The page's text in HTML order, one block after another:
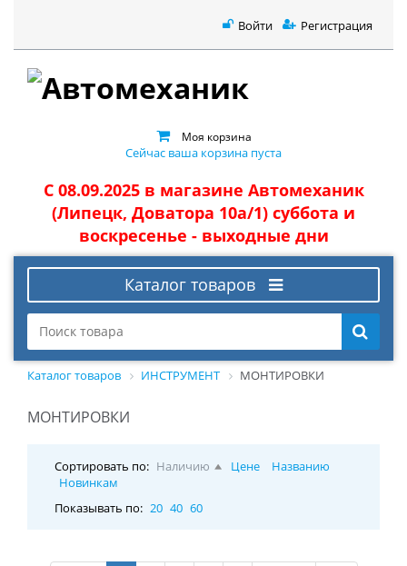
Войти Регистрация
Моя корзина
Сейчас ваша корзина пуста
С 08.09.2025 в магазине Автомеханик
(Липецк, Доватора 10а/1) суббота и
воскресенье - выходные дни
Каталог товаров
Каталог товаров ИНСТРУМЕНТ МОНТИРОВКИ
МОНТИРОВКИ
Сортировать по: Наличию Цене
Названию
Новинкам
Показывать по: 20 40 60